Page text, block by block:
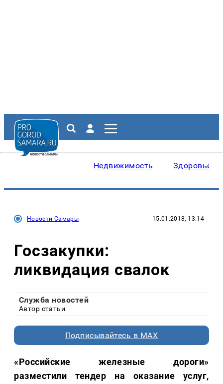
Недвижимость Здоровье
Новости Самары 15.01.2018, 13:14
Госзакупки:
ликвидация свалок
Служба новостей
Автор статьи
Подписывайтесь в MAX
«Российские железные дороги»
разместили тендер на оказание услуг,